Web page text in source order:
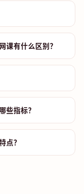
课有什么区别？
些指标？
点？